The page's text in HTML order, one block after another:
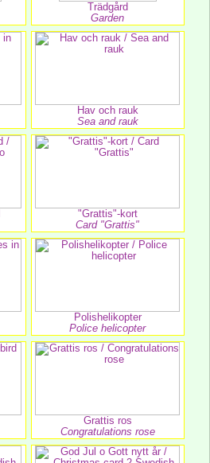
Trädgård
Garden
Hav och rauk
Sea and rauk
"Grattis"-kort
Card "Grattis"
Polishelikopter
Police helicopter
Grattis ros
Congratulations rose